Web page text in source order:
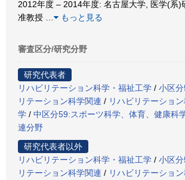
2012年度 – 2014年度: 名古屋大学, 医学(系)
准教授
もっと見る
審査区分/研究分野
研究代表者
リハビリテーション科学・福祉工学 / 小区
リテーション科学関連 / リハビリテーショ
学 / 中区分59:スポーツ科学、体育、健康科
連分野
研究代表者以外
リハビリテーション科学・福祉工学 / 小区
リテーション科学関連 / リハビリテーショ